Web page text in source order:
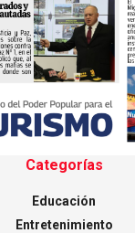
Categorías
Educación
Entretenimiento